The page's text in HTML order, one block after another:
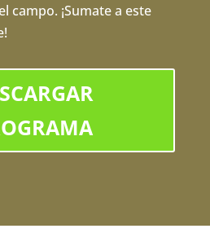
campo. ¡Sumate a este